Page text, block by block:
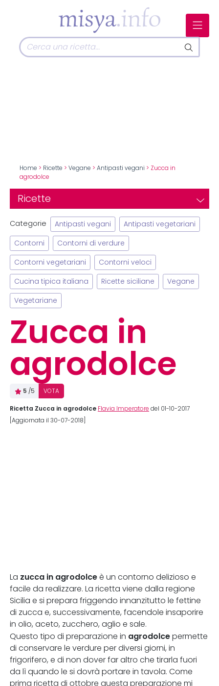
Home > Ricette > Vegane > Antipasti vegani > Zucca in
agrodolce
Ricette
Categorie Antipasti vegani Antipasti vegetariani
Contorni Contorni di verdure
Contorni vegetariani Contorni veloci
Cucina tipica italiana Ricette siciliane Vegane
Vegetariane
Zucca in
agrodolce
5 /5 VOTA
Ricetta Zucca in agrodolce Flavia Imperatore del 01-10-2017
[Aggiornata il 30-07-2018]
La zucca in agrodolce è un contorno delizioso e
facile da realizzare. La ricetta viene dalla regione
Sicilia e si prepara friggendo innanzitutto le fettine
di zucca e, successivamente, facendole insaporire
in olio, aceto, zucchero, aglio e sale.
Questo tipo di preparazione in agrodolce permette
di conservare le verdure per diversi giorni, in
frigorifero, e di non dover far altro che tirarla fuori
da lì quando le si dovrà portare in tavola. Come
prima ricetta di ottobre questa preparazione mi